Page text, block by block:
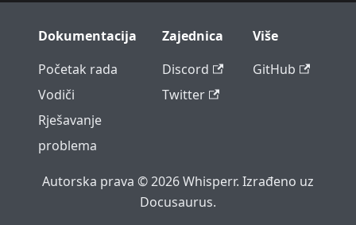
Dokumentacija
Početak rada
Vodiči
Rješavanje
problema
Zajednica
Discord
Twitter
Više
GitHub
Autorska prava © 2026 Whisperr. Izrađeno uz
Docusaurus.